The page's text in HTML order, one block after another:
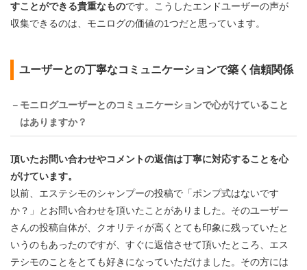
すことができる貴重なものです。こうしたエンドユーザーの声が
収集できるのは、モニログの価値の1つだと思っています。
ユーザーとの丁寧なコミュニケーションで築く信頼関係
－モニログユーザーとのコミュニケーションで心がけていること
はありますか？
頂いたお問い合わせやコメントの返信は丁寧に対応することを心
がけています。
以前、エステシモのシャンプーの投稿で「ポンプ式はないです
か？」とお問い合わせを頂いたことがありました。そのユーザー
さんの投稿自体が、クオリティが高くとても印象に残っていたと
いうのもあったのですが、すぐに返信させて頂いたところ、エス
テシモのことをとても好きになっていただけました。その方には